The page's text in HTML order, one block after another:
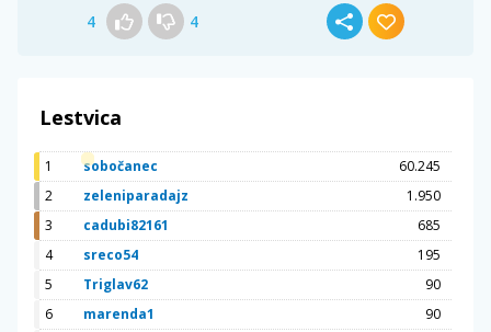
4 4
Lestvica
1 sobočanec
60.245
2
zeleniparadajz
1.950
3
cadubi82161
685
4
sreco54
195
5
Triglav62
90
6
marenda1
90